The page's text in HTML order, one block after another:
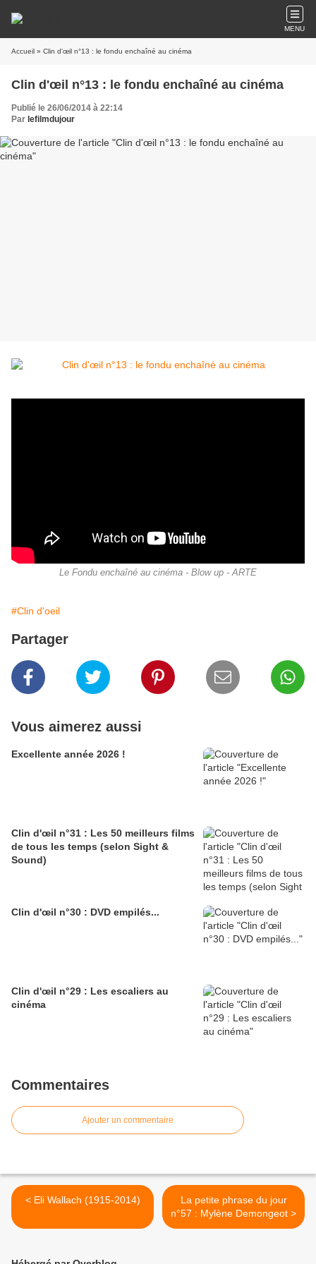
MENU
Accueil » Clin d'œil n°13 : le fondu enchaîné au cinéma
Clin d'œil n°13 : le fondu enchaîné au cinéma
Publié le 26/06/2014 à 22:14
Par lefilmdujour
Le Fondu enchaîné au cinéma - Blow up - ARTE
#Clin d'oeil
Partager
Vous aimerez aussi
Excellente année 2026 !
Clin d'œil n°31 : Les 50 meilleurs films
de tous les temps (selon Sight &
Sound)
Clin d'œil n°30 : DVD empilés...
Clin d'œil n°29 : Les escaliers au
cinéma
Commentaires
Ajouter un commentaire
< Eli Wallach (1915-2014)
La petite phrase du jour
n°57 : Mylène Demongeot >